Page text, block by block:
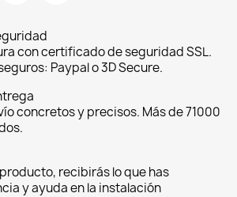
con certificado de seguridad SSL.
Paypal o 3D Secure.
concretos y precisos. Más de 71000
recibirás lo que has
y ayuda en la instalación